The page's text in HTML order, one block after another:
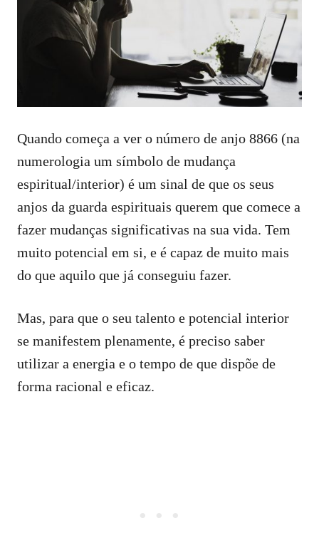
Quando começa a ver o número de anjo 8866 (na
numerologia um símbolo de mudança
espiritual/interior) é um sinal de que os seus
anjos da guarda espirituais querem que comece a
fazer mudanças significativas na sua vida. Tem
muito potencial em si, e é capaz de muito mais
do que aquilo que já conseguiu fazer.
Mas, para que o seu talento e potencial interior
se manifestem plenamente, é preciso saber
utilizar a energia e o tempo de que dispõe de
forma racional e eficaz.